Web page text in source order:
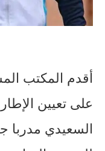
أقدم المكتب
على تعيين
السعيدي مدربا